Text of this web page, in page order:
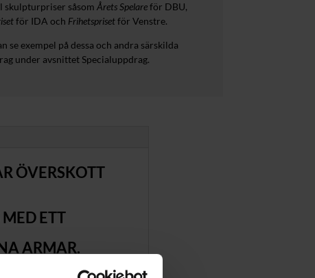
skulpturpriser såsom Årets Spelareför DBU,
för IDA och Frihetsprisetför Venstre.
se exempel på dessa och andra särskilda
under avsnittet Specialuppdrag.
ÖVERSKOTT
ETT
ARMAR.